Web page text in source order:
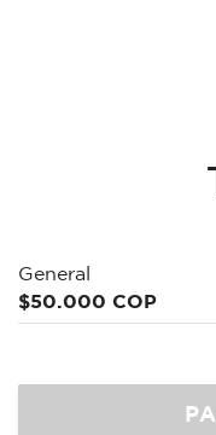
General
$50.000 COP